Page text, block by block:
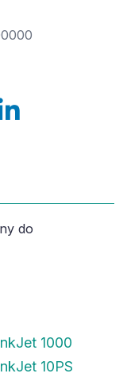
do
1000
10PS